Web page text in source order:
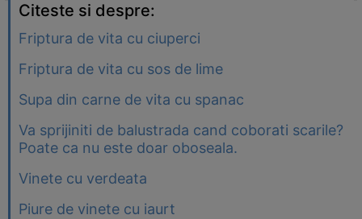
Citeste si despre:
Friptura de vita cu ciuperci
Friptura de vita cu sos de lime
Supa din carne de vita cu spanac
Va sprijiniti de balustrada cand coborati scarile?
Poate ca nu este doar oboseala.
Vinete cu verdeata
Piure de vinete cu iaurt